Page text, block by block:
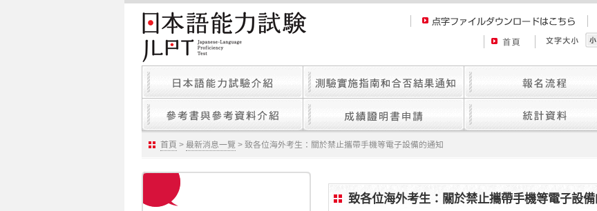
首頁 > 最新消息一覽> 致各位海外考生：關於禁止攜帶手機等電子設備的通知
致各位海外考生：關於禁止攜帶手機等電子設備